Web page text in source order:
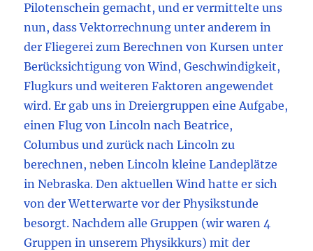
Pilotenschein gemacht, und er vermittelte uns
nun, dass Vektorrechnung unter anderem in
der Fliegerei zum Berechnen von Kursen unter
Berücksichtigung von Wind, Geschwindigkeit,
Flugkurs und weiteren Faktoren angewendet
wird. Er gab uns in Dreiergruppen eine Aufgabe,
einen Flug von Lincoln nach Beatrice,
Columbus und zurück nach Lincoln zu
berechnen, neben Lincoln kleine Landeplätze
in Nebraska. Den aktuellen Wind hatte er sich
von der Wetterwarte vor der Physikstunde
besorgt. Nachdem alle Gruppen (wir waren 4
Gruppen in unserem Physikkurs) mit der